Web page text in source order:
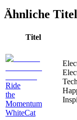
Ähnliche Titel
Titel
Ride
the
Momentum
WhiteCat